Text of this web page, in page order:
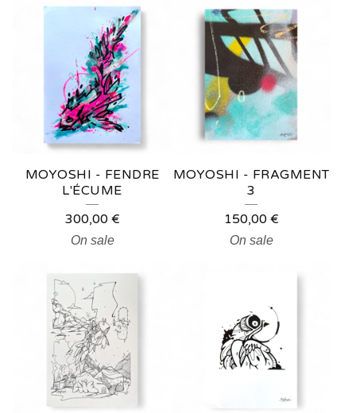
MOYOSHI - FENDRE
L'ÉCUME
300,00 €
On sale
MOYOSHI - FRAGMENT
3
150,00 €
On sale